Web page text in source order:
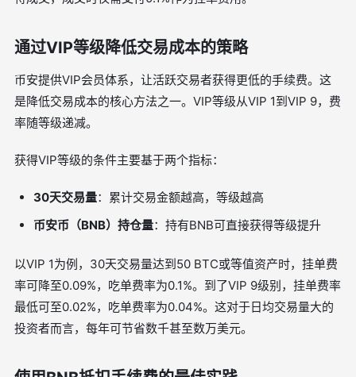
通过VIP等级降低交易成本的策略
币安提供VIP会员体系，让活跃交易者获得更低的手续费。这
是降低交易成本的核心方法之一。VIP等级从VIP 1到VIP 9，费
率随等级递减。
获得VIP等级的条件主要基于两个指标：
30天交易量：累计交易金额越高，等级越高
币安币（BNB）持仓量：持有BNB可直接获得等级提升
以VIP 1为例，30天交易量达到50 BTC或等值资产时，挂单费
率可降至0.09%，吃单费率为0.1%。到了VIP 9级别，挂单费率
最低可至0.02%，吃单费率为0.04%。这对于日均交易量大的
投资者而言，每年可节省数千甚至数万美元。